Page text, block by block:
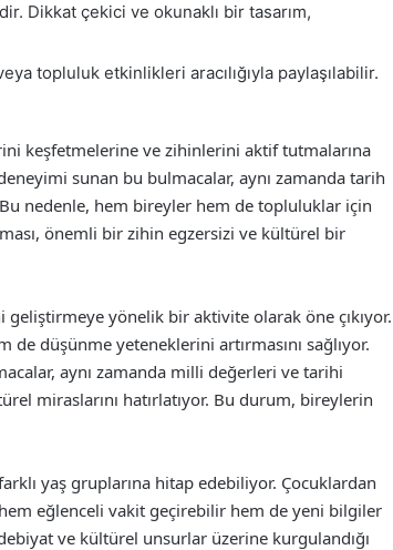
Dikkat çekici ve okunaklı bir tasarım,
topluluk etkinlikleri aracılığıyla paylaşılabilir.
keşfetmelerine ve zihinlerini aktif tutmalarına
sunan bu bulmacalar, aynı zamanda tarih
nedenle, hem bireyler hem de topluluklar için
önemli bir zihin egzersizi ve kültürel bir
yönelik bir aktivite olarak öne çıkıyor.
de düşünme yeteneklerini artırmasını sağlıyor.
aynı zamanda milli değerleri ve tarihi
miraslarını hatırlatıyor. Bu durum, bireylerin
yaş gruplarına hitap edebiliyor. Çocuklardan
eğlenceli vakit geçirebilir hem de yeni bilgiler
ve kültürel unsurlar üzerine kurgulandığı